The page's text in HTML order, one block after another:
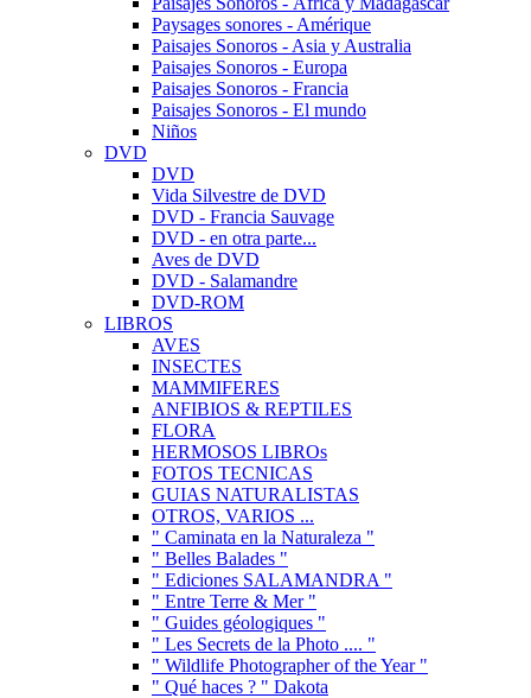
Paysages sonores - Amérique
Paisajes Sonoros - Asia y Australia
Paisajes Sonoros - Europa
Paisajes Sonoros - Francia
Paisajes Sonoros - El mundo
Niños
DVD
DVD
Vida Silvestre de DVD
DVD - Francia Sauvage
DVD - en otra parte...
Aves de DVD
DVD - Salamandre
DVD-ROM
LIBROS
AVES
INSECTES
MAMMIFERES
ANFIBIOS & REPTILES
FLORA
HERMOSOS LIBROs
FOTOS TECNICAS
GUIAS NATURALISTAS
OTROS, VARIOS ...
" Caminata en la Naturaleza "
" Belles Balades "
" Ediciones SALAMANDRA "
" Entre Terre & Mer "
" Guides géologiques "
" Les Secrets de la Photo .... "
" Wildlife Photographer of the Year "
" Qué haces ? " Dakota